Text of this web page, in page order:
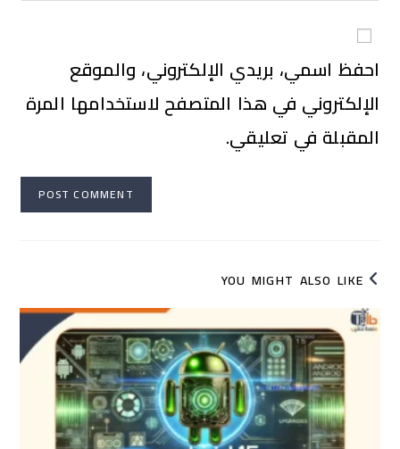
احفظ اسمي، بريدي الإلكتروني، والموقع
الإلكتروني في هذا المتصفح لاستخدامها المرة
المقبلة في تعليقي.
YOU MIGHT ALSO LIKE